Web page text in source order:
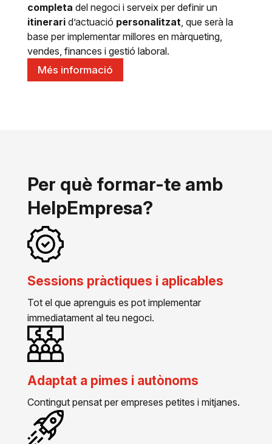
completa del negoci i serveix per definir un
itinerari d’actuació personalitzat , que serà la
base per implementar millores en màrqueting,
vendes, finances i gestió laboral.
Més informació
Per què formar-te amb
HelpEmpresa?
Sessions pràctiques i aplicables
Tot el que aprenguis es pot implementar
immediatament al teu negoci.
Adaptat a pimes i autònoms
Contingut pensat per empreses petites i mitjanes.